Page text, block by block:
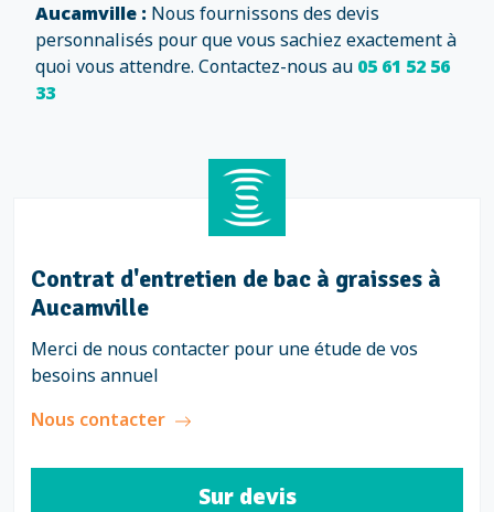
Aucamville : Nous fournissons des devis
personnalisés pour que vous sachiez exactement à
quoi vous attendre. Contactez-nous au 05 61 52 56
33
Contrat d'entretien de bac à graisses à
Aucamville
Merci de nous contacter pour une étude de vos
besoins annuel
Nous contacter
Sur devis